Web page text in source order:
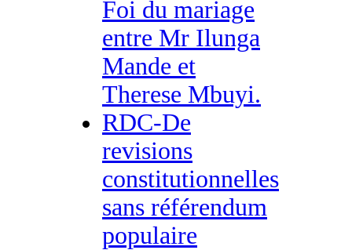
Foi du mariage
entre Mr Ilunga
Mande et
Therese Mbuyi.
RDC-De
revisions
constitutionnelles
sans référendum
populaire